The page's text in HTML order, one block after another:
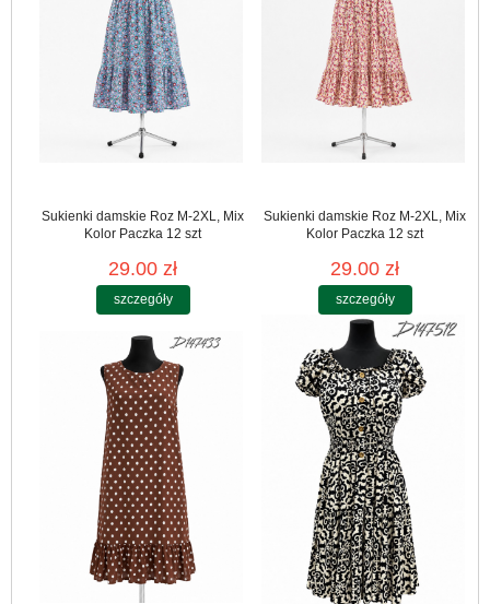
Sukienki damskie Roz M-2XL, Mix
Kolor Paczka 12 szt
29.00 zł
szczegóły
Sukienki damskie Roz M-2XL, Mix
Kolor Paczka 12 szt
29.00 zł
szczegóły